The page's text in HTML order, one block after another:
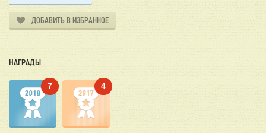
ДОБАВИТЬ В ИЗБРАННОЕ
НАГРАДЫ
7 4